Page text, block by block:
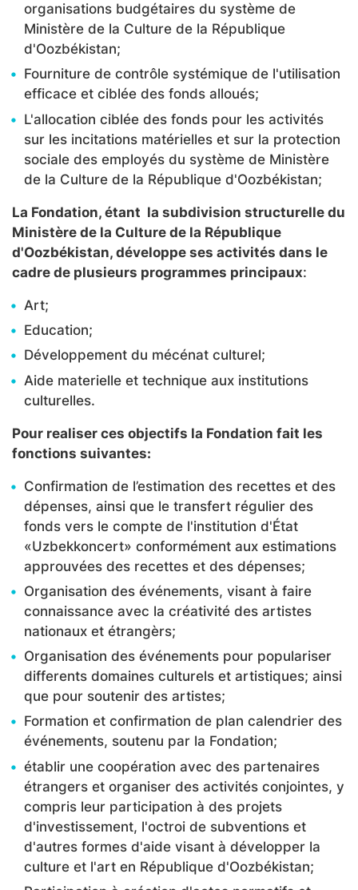
organisations budgétaires du système de
Ministère de la Culture de la République
d'Oozbékistan;
Fourniture de contrôle systémique de l'utilisation
efficace et ciblée des fonds alloués;
L'allocation ciblée des fonds pour les activités
sur les incitations matérielles et sur la protection
sociale des employés du système de Ministère
de la Culture de la République d'Oozbékistan;
La Fondation, étant la subdivision structurelle du
Ministère de la Culture de la République
d'Oozbékistan, développe ses activités dans le
cadre de plusieurs programmes principaux:
Art;
Education;
Développement du mécénat culturel;
Aide materielle et technique aux institutions
culturelles.
Pour realiser ces objectifs la Fondation fait les
fonctions suivantes:
Confirmation de l’estimation des recettes et des
dépenses, ainsi que le transfert régulier des
fonds vers le compte de l'institution d'État
«Uzbekkoncert» conformément aux estimations
approuvées des recettes et des dépenses;
Organisation des événements, visant à faire
connaissance avec la créativité des artistes
nationaux et étrangèrs;
Organisation des événements pour populariser
differents domaines culturels et artistiques; ainsi
que pour soutenir des artistes;
Formation et confirmation de plan calendrier des
événements, soutenu par la Fondation;
établir une coopération avec des partenaires
étrangers et organiser des activités conjointes, y
compris leur participation à des projets
d'investissement, l'octroi de subventions et
d'autres formes d'aide visant à développer la
culture et l'art en République d'Oozbékistan;